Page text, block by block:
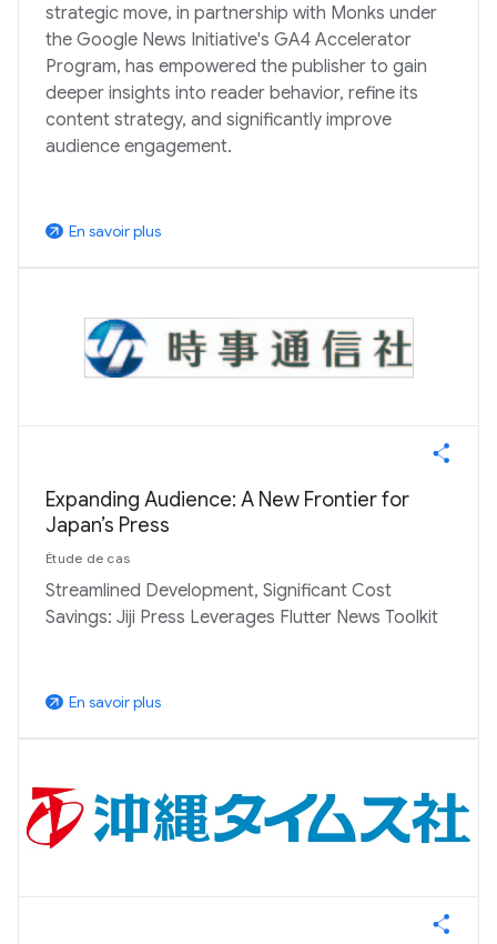
strategic move, in partnership with Monks under
the Google News Initiative's GA4 Accelerator
Program, has empowered the publisher to gain
deeper insights into reader behavior, refine its
content strategy, and significantly improve
audience engagement.
arrow_outward En savoir plus
Expanding Audience: A New Frontier for
Japan’s Press
Étude de cas
Streamlined Development, Significant Cost
Savings: Jiji Press Leverages Flutter News Toolkit
arrow_outward En savoir plus